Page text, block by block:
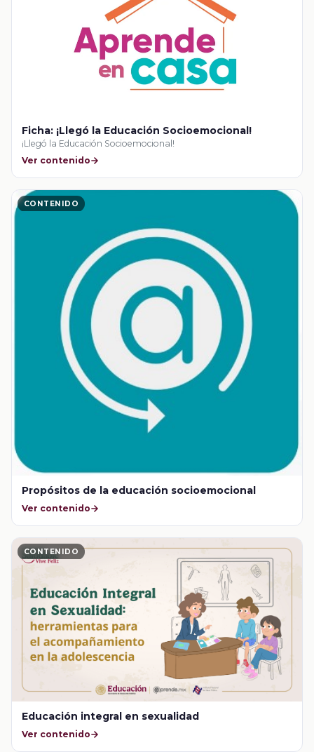
Ficha: ¡Llegó la Educación Socioemocional!
¡Llegó la Educación Socioemocional!
Ver contenido
CONTENIDO
Propósitos de la educación socioemocional
Ver contenido
CONTENIDO
Educación integral en sexualidad
Ver contenido